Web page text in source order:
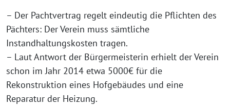
– Der Pachtvertrag regelt eindeutig die Pflichten des
Pächters: Der Verein muss sämtliche
Instandhaltungskosten tragen.
– Laut Antwort der Bürgermeisterin erhielt der Verein
schon im Jahr 2014 etwa 5000€ für die
Rekonstruktion eines Hofgebäudes und eine
Reparatur der Heizung.